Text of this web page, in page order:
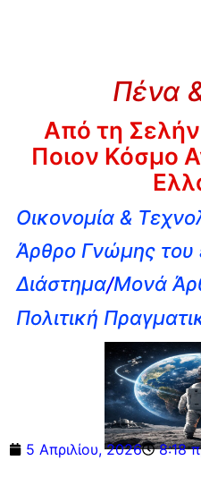
Πένα
Από τη
Ποιον Κόσμο
Οικονομία &
Άρθρο Γνώμης του
Διάστημα/Μονά
Πολιτική
5 Απριλίου, 2026 8:18